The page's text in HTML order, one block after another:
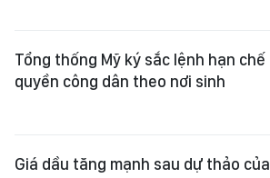
Tổng thống Mỹ ký sắc lệnh hạn chế
quyền công dân theo nơi sinh
Giá dầu tăng mạnh sau dự thảo của